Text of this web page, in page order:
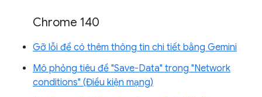
Chrome 140
Gỡ lỗi để có thêm thông tin chi tiết bằng Gemini
Mô phỏng tiêu đề "Save-Data" trong "Network
conditions" (Điều kiện mạng)